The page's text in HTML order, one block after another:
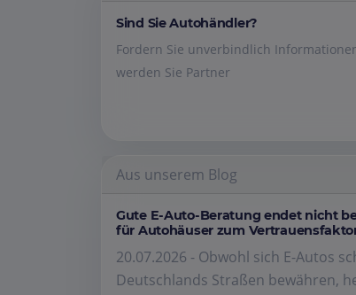
Sind Sie Autohändler?
Fordern Sie unverbindlich
werden Sie Partner
Aus unserem Blog
Gute E-Auto-Beratung endet nicht
für Autohäuser zum
20.07.2026 - Obwohl sich E-Autos
Deutschlands Straßen bewähren,